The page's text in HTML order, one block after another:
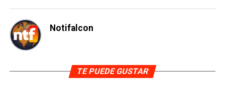
Notifalcon
TE PUEDE GUSTAR